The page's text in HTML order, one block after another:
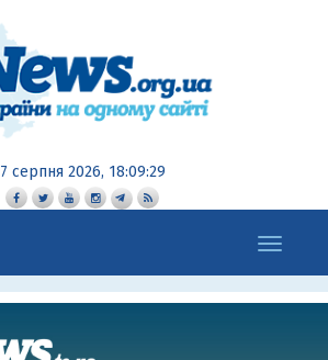
7 серпня 2026, 18:09:30
Toggle
navigation